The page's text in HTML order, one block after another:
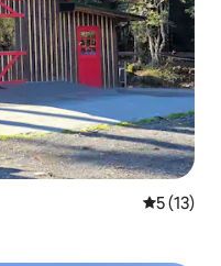
5 de uma
5 (13)